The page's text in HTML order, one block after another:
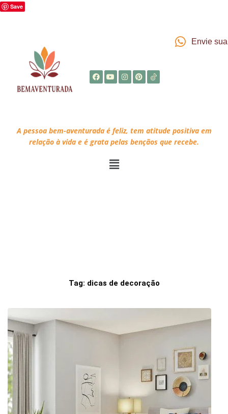
Save
Envie
A pessoa bem-aventurada é feliz, tem atitude positiva em
relação à vida e é grata pelas bençãos que recebe.
Tag: dicas de decoração